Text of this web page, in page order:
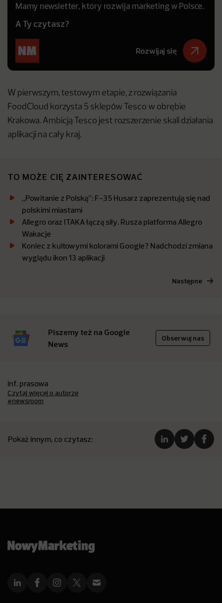
Mamy newsletter, który rozwija marketing w Polsce.
A Ty czytasz?
Rozwijaj się
W pierwszym, testowym etapie, z rozwiązania
FoodCloud korzysta 5 sklepów Tesco w obrębie
Krakowa. Ambicją Tesco jest rozszerzenie skali działania
aplikacji na cały kraj.
TO MOŻE CIĘ ZAINTERESOWAĆ
„Powitanie z Polską”: F-35 Husarz zaprezentują się nad
polskimi miastami
Allegro oraz ITAKA łączą siły. Rusza platforma Allegro
Wakacje
Koniec z kultowymi kolorami Google? Nadchodzi zmiana
wyglądu ikon 13 aplikacji
Następne
Piszemy też na Google
News
Obserwuj nas
inf. prasowa
Czytaj więcej o autorze
#newsroom
Pokaż innym, co czytasz: